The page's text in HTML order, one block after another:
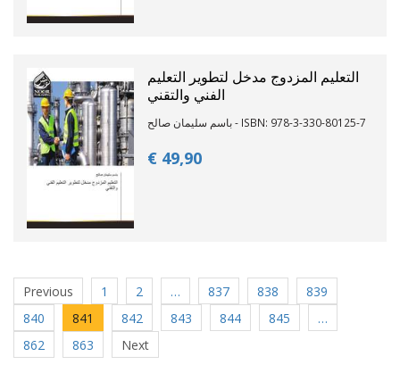
التعليم المزدوج مدخل لتطوير التعليم
الفني والتقني
باسم سليمان صالح - ISBN: 978-3-330-80125-7
€ 49,90
Previous 1 2 … 837 838
839
840
841 842 843 844 845
…
862
863 Next